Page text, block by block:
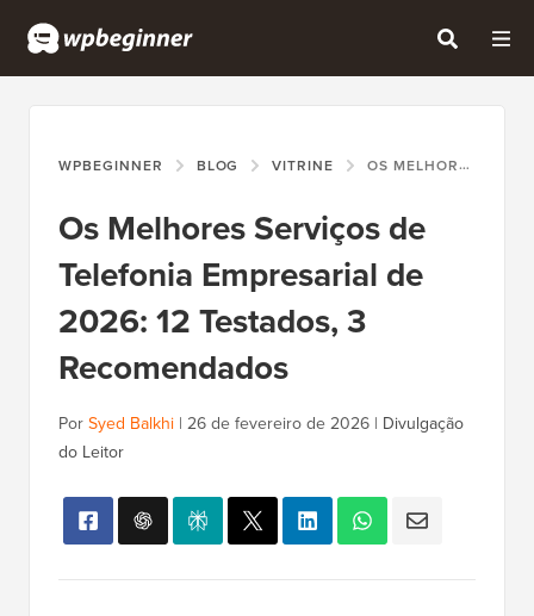
WPBEGINNER BLOG VITRINE OS MELHORES SERVIÇOS DE TELEFONIA EMPRESARIAL DE 2026: 12 TESTADOS, 3 RECOMENDADOS
Os Melhores Serviços de
Telefonia Empresarial de
2026: 12 Testados, 3
Recomendados
PorSyed Balkhi | 26 de fevereiro de 2026 | Divulgação
do Leitor